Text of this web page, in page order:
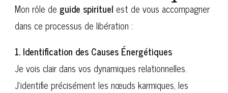
Mon rôle de guide spirituel est de vous accompagner
dans ce processus de libération :
1. Identification des Causes Énergétiques
Je vois clair dans vos dynamiques relationnelles.
J’identifie précisément les nœuds karmiques, les